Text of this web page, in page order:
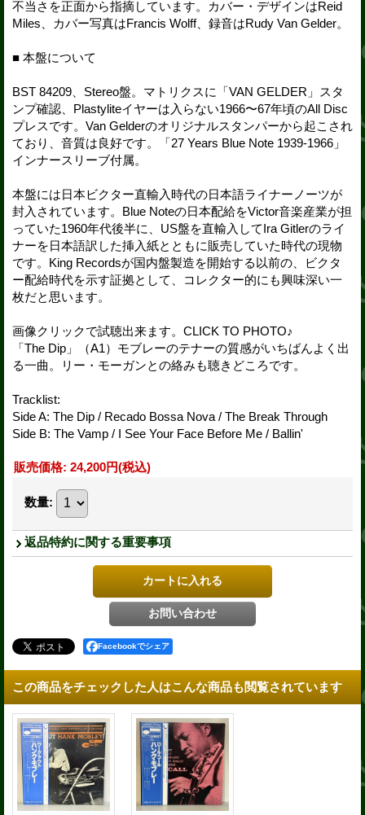
不当さを正面から指摘しています。カバー・デザインはReid
Miles、カバー写真はFrancis Wolff、録音はRudy Van Gelder。
■ 本盤について
BST 84209、Stereo盤。マトリクスに「VAN GELDER」スタ
ンプ確認、Plastyliteイヤーは入らない1966〜67年頃のAll Disc
プレスです。Van Gelderのオリジナルスタンパーから起こされ
ており、音質は良好です。「27 Years Blue Note 1939-1966」
インナースリーブ付属。
本盤には日本ビクター直輸入時代の日本語ライナーノーツが
封入されています。Blue Noteの日本配給をVictor音楽産業が担
っていた1960年代後半に、US盤を直輸入してIra Gitlerのライ
ナーを日本語訳した挿入紙とともに販売していた時代の現物
です。King Recordsが国内盤製造を開始する以前の、ビクタ
ー配給時代を示す証拠として、コレクター的にも興味深い一
枚だと思います。
画像クリックで試聴出来ます。CLICK TO PHOTO♪
「The Dip」（A1）モブレーのテナーの質感がいちばんよく出
る一曲。リー・モーガンとの絡みも聴きどころです。
Tracklist:
Side A: The Dip / Recado Bossa Nova / The Break Through
Side B: The Vamp / I See Your Face Before Me / Ballin'
販売価格: 24,200円(税込)
数量:
返品特約に関する重要事項
Facebookでシェア
この商品をチェックした人はこんな商品も閲覧されています